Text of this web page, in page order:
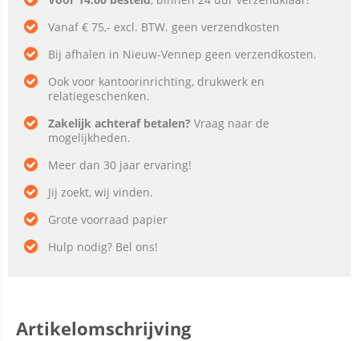
Vanaf € 75,- excl. BTW. geen verzendkosten
Bij afhalen in Nieuw-Vennep geen verzendkosten.
Ook voor kantoorinrichting, drukwerk en
relatiegeschenken.
Zakelijk achteraf betalen? Vraag naar de
mogelijkheden.
Meer dan 30 jaar ervaring!
Jij zoekt, wij vinden.
Grote voorraad papier
Hulp nodig? Bel ons!
Artikelomschrijving